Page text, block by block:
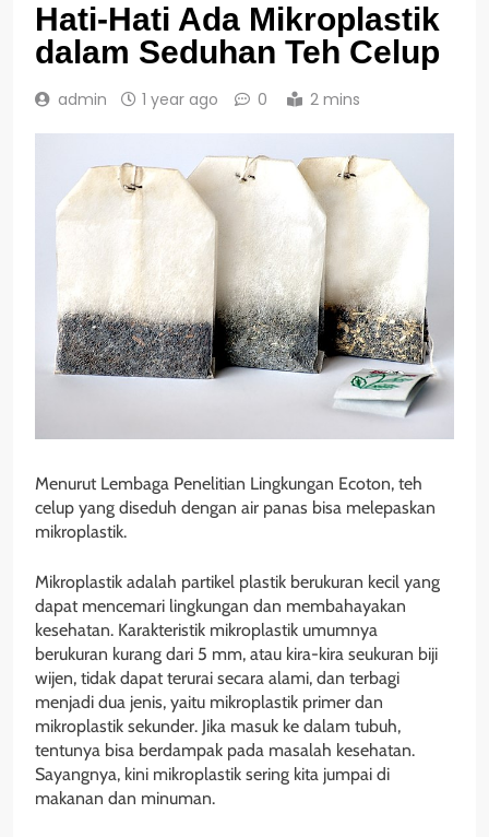
Hati-Hati Ada Mikroplastik
dalam Seduhan Teh Celup
admin 1 year ago 0 2 mins
Menurut Lembaga Penelitian Lingkungan Ecoton, teh
celup yang diseduh dengan air panas bisa melepaskan
mikroplastik.
Mikroplastik adalah partikel plastik berukuran kecil yang
dapat mencemari lingkungan dan membahayakan
kesehatan. Karakteristik mikroplastik umumnya
berukuran kurang dari 5 mm, atau kira-kira seukuran biji
wijen, tidak dapat terurai secara alami, dan terbagi
menjadi dua jenis, yaitu mikroplastik primer dan
mikroplastik sekunder. Jika masuk ke dalam tubuh,
tentunya bisa berdampak pada masalah kesehatan.
Sayangnya, kini mikroplastik sering kita jumpai di
makanan dan minuman.